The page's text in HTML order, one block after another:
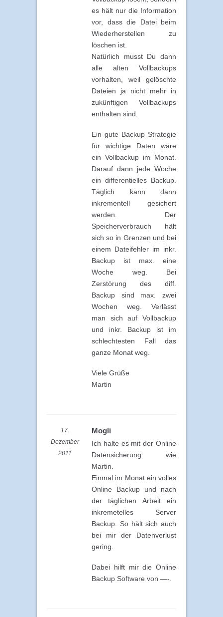
es hält nur die Information
vor, dass die Datei beim
Wiederherstellen zu
löschen ist.
Natürlich musst Du dann
alle alten Vollbackups
vorhalten, weil gelöschte
Dateien ja nicht mehr in
zukünftigen Vollbackups
enthalten sind.
Ein gute Backup Strategie
für wichtige Daten wäre
ein Vollbackup im Monat.
Darauf dann jede Woche
ein differentielles Backup.
Täglich kann dann
inkrementell gesichert
werden. Der
Speicherverbrauch hält
sich so in Grenzen und bei
einem Dateifehler im inkr.
Backup ist max. eine
Woche weg. Bei
Zerstörung des diff.
Backup sind max. zwei
Wochen weg. Verlässt
man sich auf Vollbackup
und inkr. Backup ist im
schlechtesten Fall das
ganze Monat weg.
Viele Grüße
Martin
17.
Dezember
2011
Mogli
Ich halte es mit der Online
Datensicherung wie
Martin.
Einmal im Monat ein volles
Online Backup und nach
der täglichen Arbeit ein
inkremetelles Server
Backup. So hält sich auch
bei mir der Datenverlust
gering.
Dabei hilft mir die Online
Backup Software von —-.